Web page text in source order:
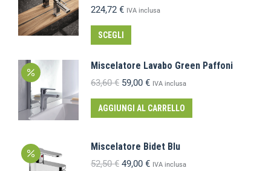
224,72 € IVA inclusa
SCEGLI
Miscelatore Lavabo Green Paffoni
63,60€ 59,00 € IVA inclusa
AGGIUNGI AL CARRELLO
Miscelatore Bidet Blu
52,50€ 49,00 € IVA inclusa